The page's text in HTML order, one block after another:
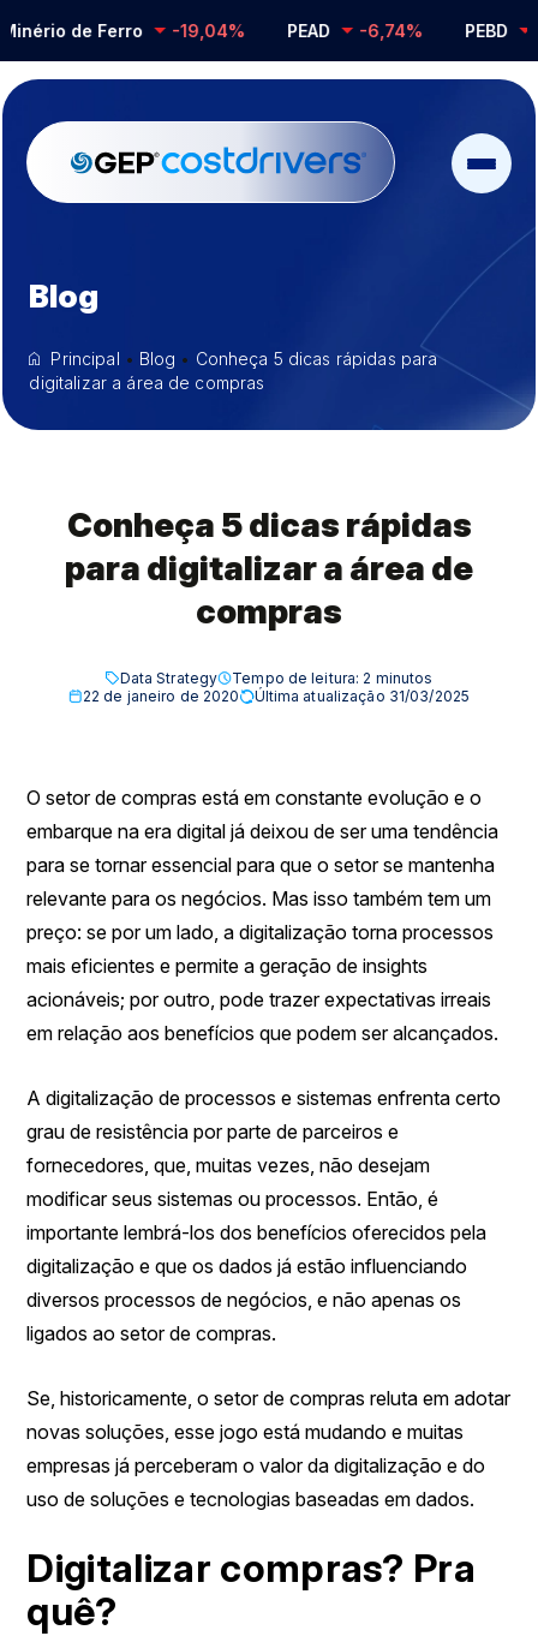
de Ferro -19,04% PEAD -6,74% PEBD -
Blog
Principal • Blog • Conheça 5 dicas rápidas para
digitalizar a área de compras
Conheça 5 dicas rápidas
para digitalizar a área de
compras
Data Strategy Tempo de leitura: 2 minutos
22 de janeiro de 2020
Última atualização 31/03/2025
O setor de compras está em constante evolução e o
embarque na era digital já deixou de ser uma tendência
para se tornar essencial para que o setor se mantenha
relevante para os negócios. Mas isso também tem um
preço: se por um lado, a digitalização torna processos
mais eficientes e permite a geração de insights
acionáveis; por outro, pode trazer expectativas irreais
em relação aos benefícios que podem ser alcançados.
A digitalização de processos e sistemas enfrenta certo
grau de resistência por parte de parceiros e
fornecedores, que, muitas vezes, não desejam
modificar seus sistemas ou processos. Então, é
importante lembrá-los dos benefícios oferecidos pela
digitalização e que os dados já estão influenciando
diversos processos de negócios, e não apenas os
ligados ao setor de compras.
Se, historicamente, o setor de compras reluta em adotar
novas soluções, esse jogo está mudando e muitas
empresas já perceberam o valor da digitalização e do
uso de soluções e tecnologias baseadas em dados.
Digitalizar compras? Pra
quê?